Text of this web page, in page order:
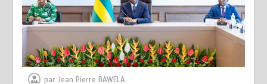
parJean Pierre BAWELA